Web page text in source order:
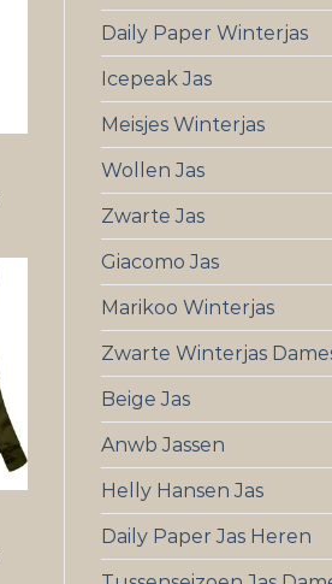
Daily Paper Winterjas
Icepeak Jas
Meisjes Winterjas
Wollen Jas
Zwarte Jas
Giacomo Jas
Marikoo Winterjas
Zwarte Winterjas
Beige Jas
Anwb Jassen
Helly Hansen Jas
Daily Paper Jas Heren